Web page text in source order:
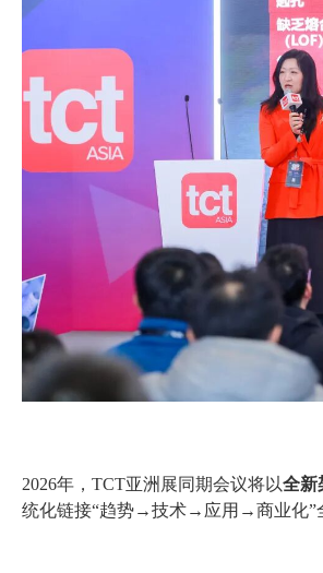
2026年，TCT亚洲展同期会议将以全新
统化链接“趋势→技术→应用→商业化”